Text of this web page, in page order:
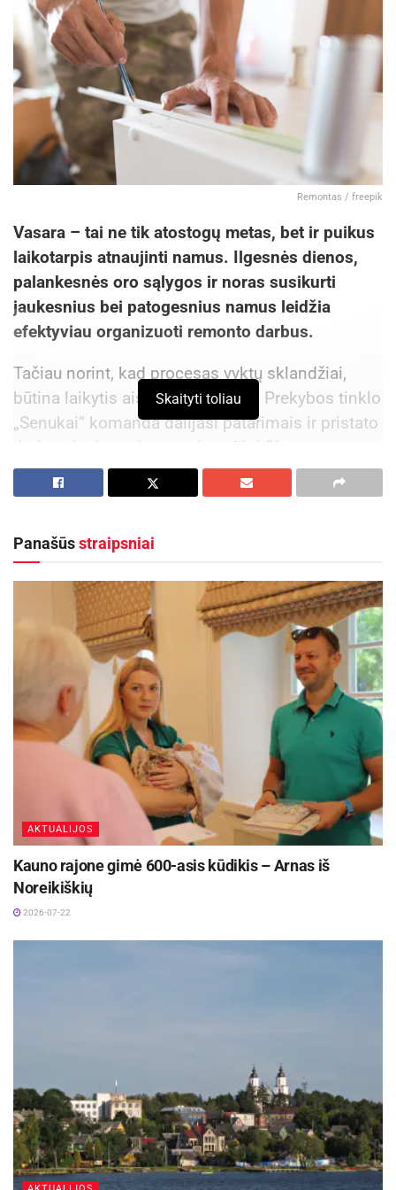
Remontas / freepik
Vasara – tai ne tik atostogų metas, bet ir puikus
laikotarpis atnaujinti namus. Ilgesnės dienos,
palankesnės oro sąlygos ir noras susikurti
jaukesnius bei patogesnius namus leidžia
efektyviau organizuoti remonto darbus.
Tačiau norint, kad procesas vyktų sklandžiai,
būtina laikytis aiškios struktūros. Prekybos tinklo
„Senukai“ komanda dalijasi patarimais ir pristato
darbus, kuriuos dar spėsite atlikti šią vasarą.
#1. Pradėkite nuo aiškios vizijos ir
plano
Remonto sėkmė prasideda nuo aiškaus
supratimo, ką norite pasiekti. Tai vonios
kambario atnaujinimas, virtuvės rekonstrukcija ar
viso būsto kapitalinis remontas – kiekvienas
projektas reikalauja skirtingo pasiruošimo,
biudžeto ir laiko.
Pasak specialistų, vizija turi būti ne tik estetinė,
bet ir funkcinė. Pavyzdžiui, jei planuojate keisti
baldų išdėstymą, pagalvokite apie elektros lizdų
vietas, apšvietimą, judėjimo trajektorijas.
Taip pat svarbu susidaryti darbų seką ir, jei reikia,
pasitarti su interjero dizaineriu ar architektu. Tai
padės išvengti sprendimų, kurie vėliau trukdys
Jonavos ligoninėje gimė 300-asis šių metų
kūdikis
2026-08-04
Kauno rajone 700-asis šių metų kūdikis – Jonė iš
Ringaudų
Skaityti toliau
Panašūsstraipsniai
AKTUALIJOS
Kauno rajone gimė 600-asis kūdikis – Arnas iš
Noreikiškių
2026-07-22